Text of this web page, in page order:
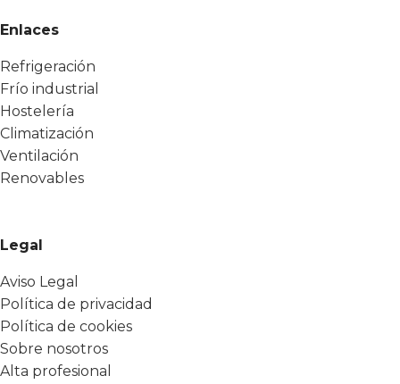
Enlaces
Refrigeración
Frío industrial
Hostelería
Climatización
Ventilación
Renovables
Legal
Aviso Legal
Política de privacidad
Política de cookies
Sobre nosotros
Alta profesional